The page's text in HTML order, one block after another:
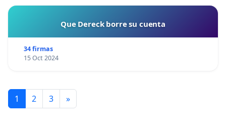
Que Dereck borre su cuenta
34 firmas
15 Oct 2024
1 2 3 »